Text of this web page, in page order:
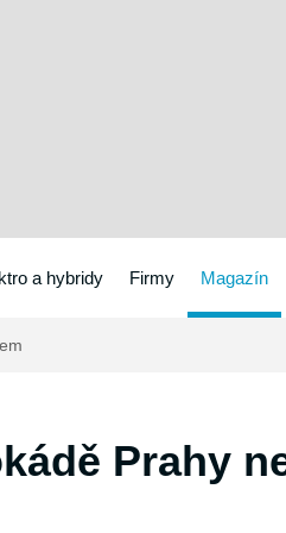
a hybridy Firmy Magazín
Prahy